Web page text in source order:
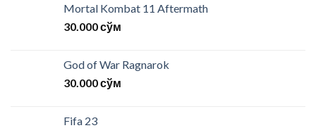
Mortal Kombat 11 Aftermath
30.000сўм
God of War Ragnarok
30.000сўм
Fifa 23